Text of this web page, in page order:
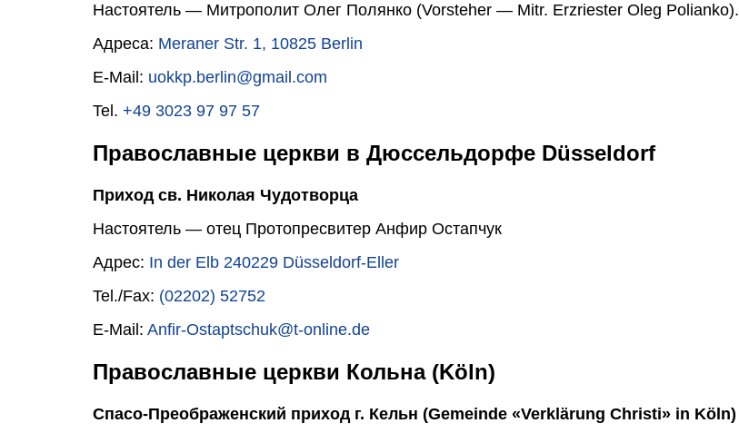
Настоятель — Митрополит Олег Полянко (Vorsteher — Mitr. Erzriester Oleg Polianko).
Адреса: Meraner Str. 1, 10825 Berlin
E-Mail: uokkp.berlin@gmail.com
Tel. +49 3023 97 97 57
Православные церкви в Дюссельдорфе Düsseldorf
Приход св. Николая Чудотворца
Настоятель — отец Протопресвитер Анфир Остапчук
Адрес: In der Elb 240229 Düsseldorf-Eller
Tel./Fax: (02202) 52752
E-Mail: Anfir-Ostaptschuk@t-online.de
Православные церкви Кольна (Köln)
Спасо-Преображенский приход г. Кельн (Gemeinde «Verklärung Christi» in Köln)